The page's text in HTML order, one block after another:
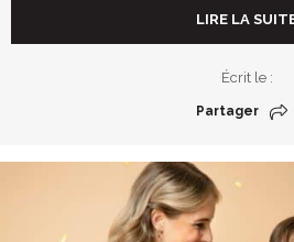
LIRE LA
Écrit le :
Partager